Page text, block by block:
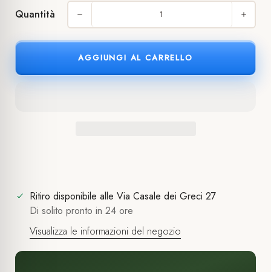
Quantità
AGGIUNGI AL CARRELLO
Ritiro disponibile alle Via Casale dei Greci 27
Di solito pronto in 24 ore
Visualizza le informazioni del negozio